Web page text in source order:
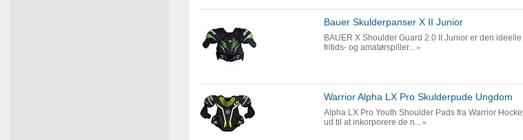
Bauer Skulderpanser X II Junior
BAUER X Shoulder Guard 2.0 II Junior er den
fritids- og amatørspiller...
Warrior Alpha LX Pro Skulderpude Ungdom
Alpha LX Pro Youth Shoulder Pads fra Warrior
ud til at inkorporere de n...